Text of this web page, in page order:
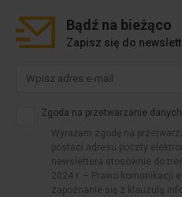
Bądź na bieżąco
Zapisz się do
Zgoda na przetwarzanie
Wyrażam zgodę na
postaci adresu poczty
newslettera stosownie do
2024 r. – Prawo komunikacji
zapoznanie się z klauzulą